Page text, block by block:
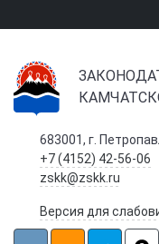
683001, г.
+7 (4152) 42-56-06
zskk@zskk.ru
Версия для